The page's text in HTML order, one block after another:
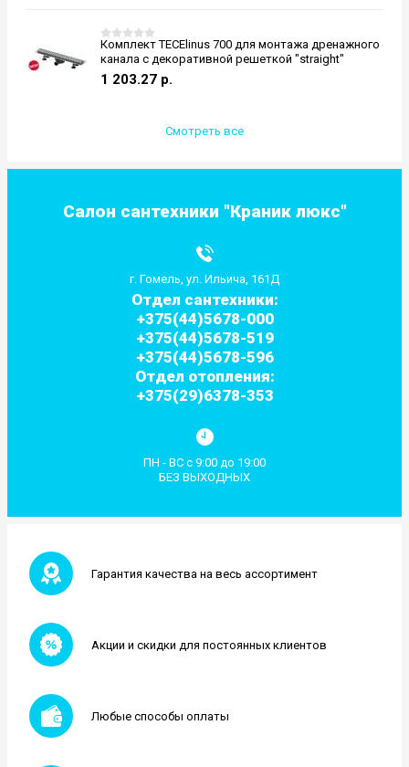
Салон сантехники "Краник люкс"
г. Гомель, ул. Ильича, 161Д
Отдел сантехники:
+375(44)5678-000
+375(44)5678-519
+375(44)5678-596
Отдел отопления:
+375(29)6378-353
ПН - ВС с 9:00 до 19:00
БЕЗ ВЫХОДНЫХ
Комплект TECElinus 700 для монтажа дренажного
канала с декоративной решеткой "straight"
1 203.27 р.
Смотреть все
Гарантия качества на весь ассортимент
Акции и скидки для постоянных клиентов
Любые способы оплаты